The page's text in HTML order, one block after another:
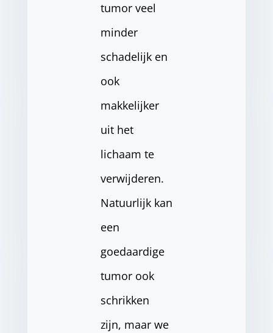
tumor veel
minder
schadelijk en
ook
makkelijker
uit het
lichaam te
verwijderen.
Natuurlijk kan
een
goedaardige
tumor ook
schrikken
zijn, maar we